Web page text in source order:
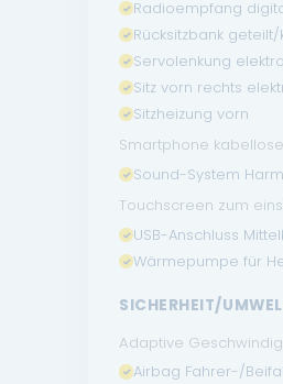
Radioempfang
Rücksitzbank
Servolenkung
Sitz vorn rechts
Sitzheizung vorn
Smartphone
Sound-System
Touchscreen zum
USB-Anschluss
Wärmepumpe für
SICHERHEIT/
Adaptive
Airbag Fahrer-/